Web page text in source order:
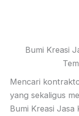
Bumi Kreasi
Mencari
yang sekaligus
Bumi Kreasi